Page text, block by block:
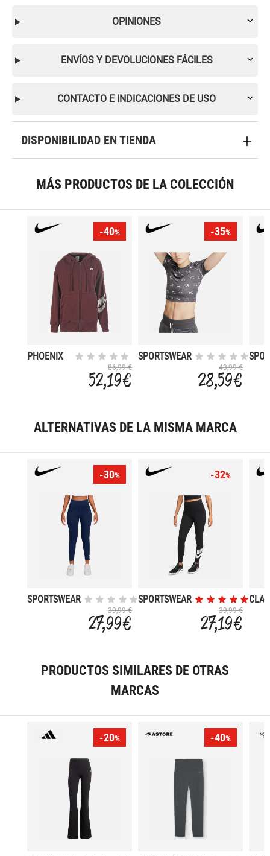
OPINIONES
ENVÍOS Y DEVOLUCIONES FÁCILES
CONTACTO E INDICACIONES DE USO
DISPONIBILIDAD EN TIENDA
MÁS PRODUCTOS DE LA COLECCIÓN
-40%
PHOENIX
86,99 €
52,19 €
-35%
SPORTSWEAR
43,99 €
28,59 €
ALTERNATIVAS DE LA MISMA MARCA
-30%
SPORTSWEAR
39,99 €
27,99 €
-32%
SPORTSWEAR
39,99 €
27,19 €
PRODUCTOS SIMILARES DE OTRAS
MARCAS
-20% -40%